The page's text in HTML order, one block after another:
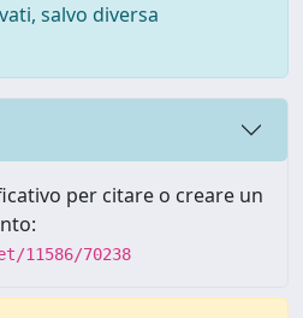
salvo diversa
per citare o creare un
11586/70238